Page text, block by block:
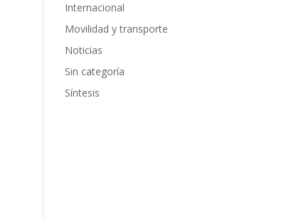
Internacional
Movilidad y transporte
Noticias
Sin categoría
Síntesis